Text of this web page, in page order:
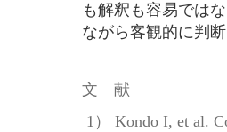
も解釈も容易では
ながら客観的に判
文 献
1） Kondo I, et al.